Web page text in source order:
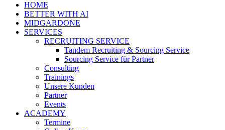
HOME
BETTER WITH AI
MIDGARDONE
SERVICES
RECRUITING SERVICE
Tandem Recruiting & Sourcing Service
Sourcing Service für Partner
Consulting
Trainings
Unsere Kunden
Partner
Events
ACADEMY
Termine